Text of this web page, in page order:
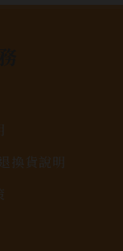
換貨說明